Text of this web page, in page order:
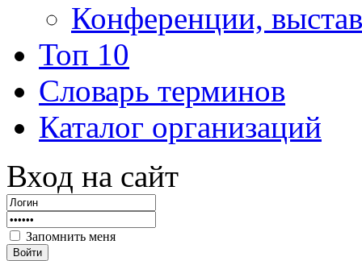
Конференции,
Топ 10
Словарь терминов
Каталог организаций
Вход на сайт
Запомнить меня
Войти